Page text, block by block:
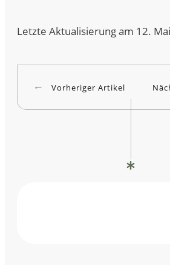
Letzte Aktualisierung am 12.
Vorheriger Artikel